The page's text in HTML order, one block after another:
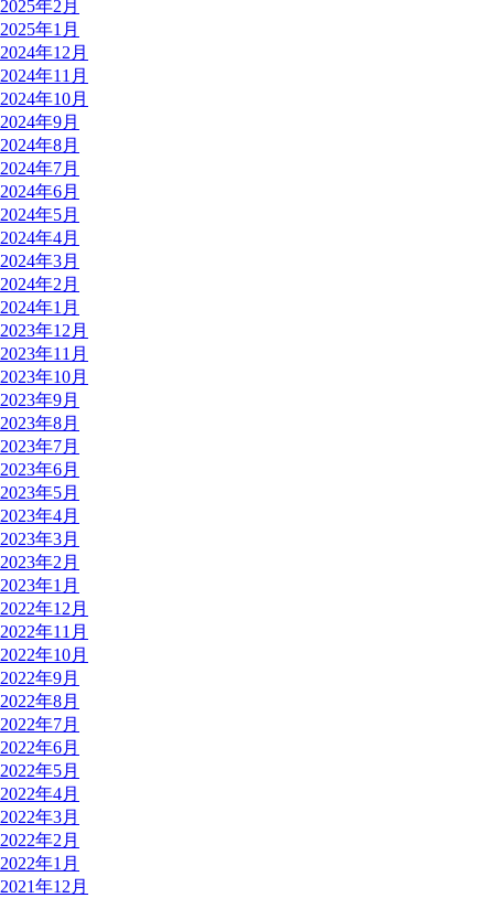
2025年2月
2025年1月
2024年12月
2024年11月
2024年10月
2024年9月
2024年8月
2024年7月
2024年6月
2024年5月
2024年4月
2024年3月
2024年2月
2024年1月
2023年12月
2023年11月
2023年10月
2023年9月
2023年8月
2023年7月
2023年6月
2023年5月
2023年4月
2023年3月
2023年2月
2023年1月
2022年12月
2022年11月
2022年10月
2022年9月
2022年8月
2022年7月
2022年6月
2022年5月
2022年4月
2022年3月
2022年2月
2022年1月
2021年12月